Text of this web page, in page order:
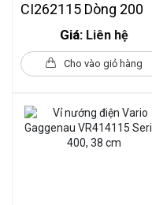
CI262115 Dòng 200
Giá: Liên hệ
Cho vào giỏ hàng